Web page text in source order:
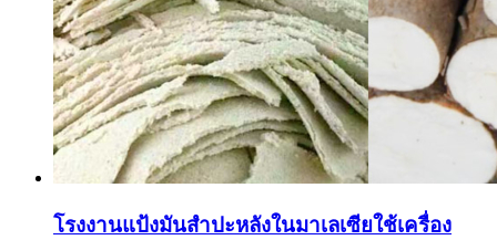
โรงงานแป้งมันสำปะหลังในมาเลเซียใช้เครื่อง